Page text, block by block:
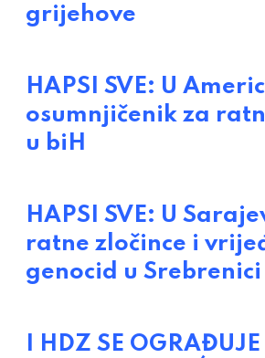
grijehove
HAPSI SVE: U
osumnjičenik za
u biH
HAPSI SVE: U
ratne zločince i
genocid u Srebrenici
I HDZ SE OGRAĐUJE